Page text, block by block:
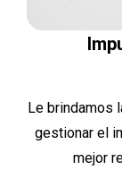
Le brindamos
gestionar el
mejor